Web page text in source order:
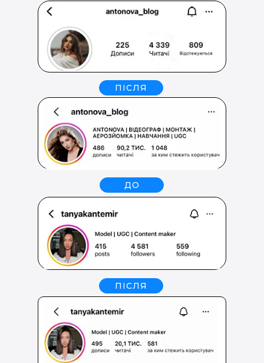
ПІСЛЯ
ДО
ПІСЛЯ